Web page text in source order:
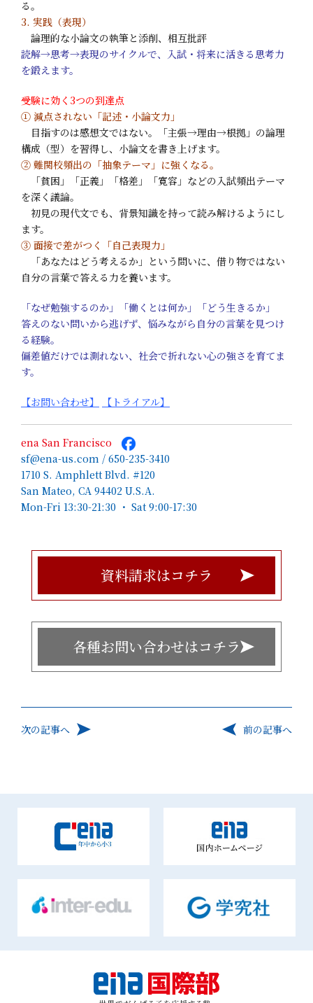
る。
3. 実践（表現）
論理的な小論文の執筆と添削、相互批評
読解→思考→表現のサイクルで、入試・将来に活きる思考力
を鍛えます。
受験に効く3つの到達点
① 減点されない「記述・小論文力」
目指すのは感想文ではない。「主張→理由→根拠」の論理
構成（型）を習得し、小論文を書き上げます。
② 難関校頻出の「抽象テーマ」に強くなる。
「貧困」「正義」「格差」「寛容」などの入試頻出テーマ
を深く議論。
初見の現代文でも、背景知識を持って読み解けるようにし
ます。
③ 面接で差がつく「自己表現力」
「あなたはどう考えるか」という問いに、借り物ではない
自分の言葉で答える力を養います。
「なぜ勉強するのか」「働くとは何か」「どう生きるか」
答えのない問いから逃げず、悩みながら自分の言葉を見つけ
る経験。
偏差値だけでは測れない、社会で折れない心の強さを育てま
す。
【お問い合わせ】 【トライアル】
ena San Francisco
sf@ena-us.com / 650-235-3410
1710 S. Amphlett Blvd. #120
San Mateo, CA 94402 U.S.A.
Mon-Fri 13:30-21:30 ・ Sat 9:00-17:30
資料請求はコチラ
各種お問い合わせはコチラ
次の記事へ 前の記事へ